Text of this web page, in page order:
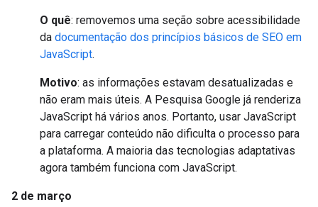
O quê: removemos uma seção sobre acessibilidade
da documentação dos princípios básicos de SEO em
JavaScript.
Motivo: as informações estavam desatualizadas e
não eram mais úteis. A Pesquisa Google já renderiza
JavaScript há vários anos. Portanto, usar JavaScript
para carregar conteúdo não dificulta o processo para
a plataforma. A maioria das tecnologias adaptativas
agora também funciona com JavaScript.
2 de março